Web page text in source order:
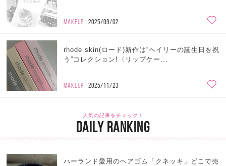
MAKEUP 2025/09/02
rhode skin(ロード)新作は“ヘイリーの誕生日を祝
う”コレクション!〈リップケー...
MAKEUP 2025/11/23
人気の記事をチェック！
DAILY RANKING
ハーランド愛用のヘアゴム「クネッキ」どこで売